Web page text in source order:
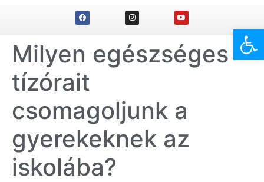
Milyen egészséges
tízórait
csomagoljunk a
gyerekeknek az
iskolába?